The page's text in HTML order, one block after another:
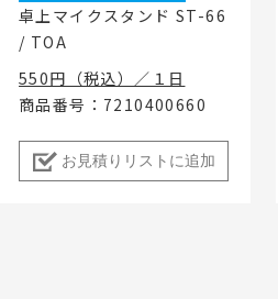
卓上マイクスタンド ST-66
/ TOA
550円（税込）／１日
商品番号：7210400660
お見積りリストに追加